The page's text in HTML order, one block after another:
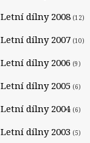
Letní dílny 2008 (12)
Letní dílny 2007 (10)
Letní dílny 2006 (9)
Letní dílny 2005 (6)
Letní dílny 2004 (6)
Letní dílny 2003 (5)